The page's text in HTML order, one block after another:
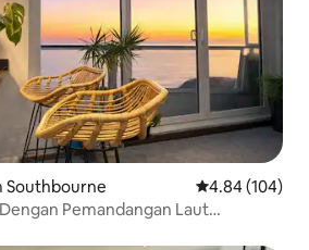
Southbourne Penarafan
4.84 (104)
Pemandangan Laut